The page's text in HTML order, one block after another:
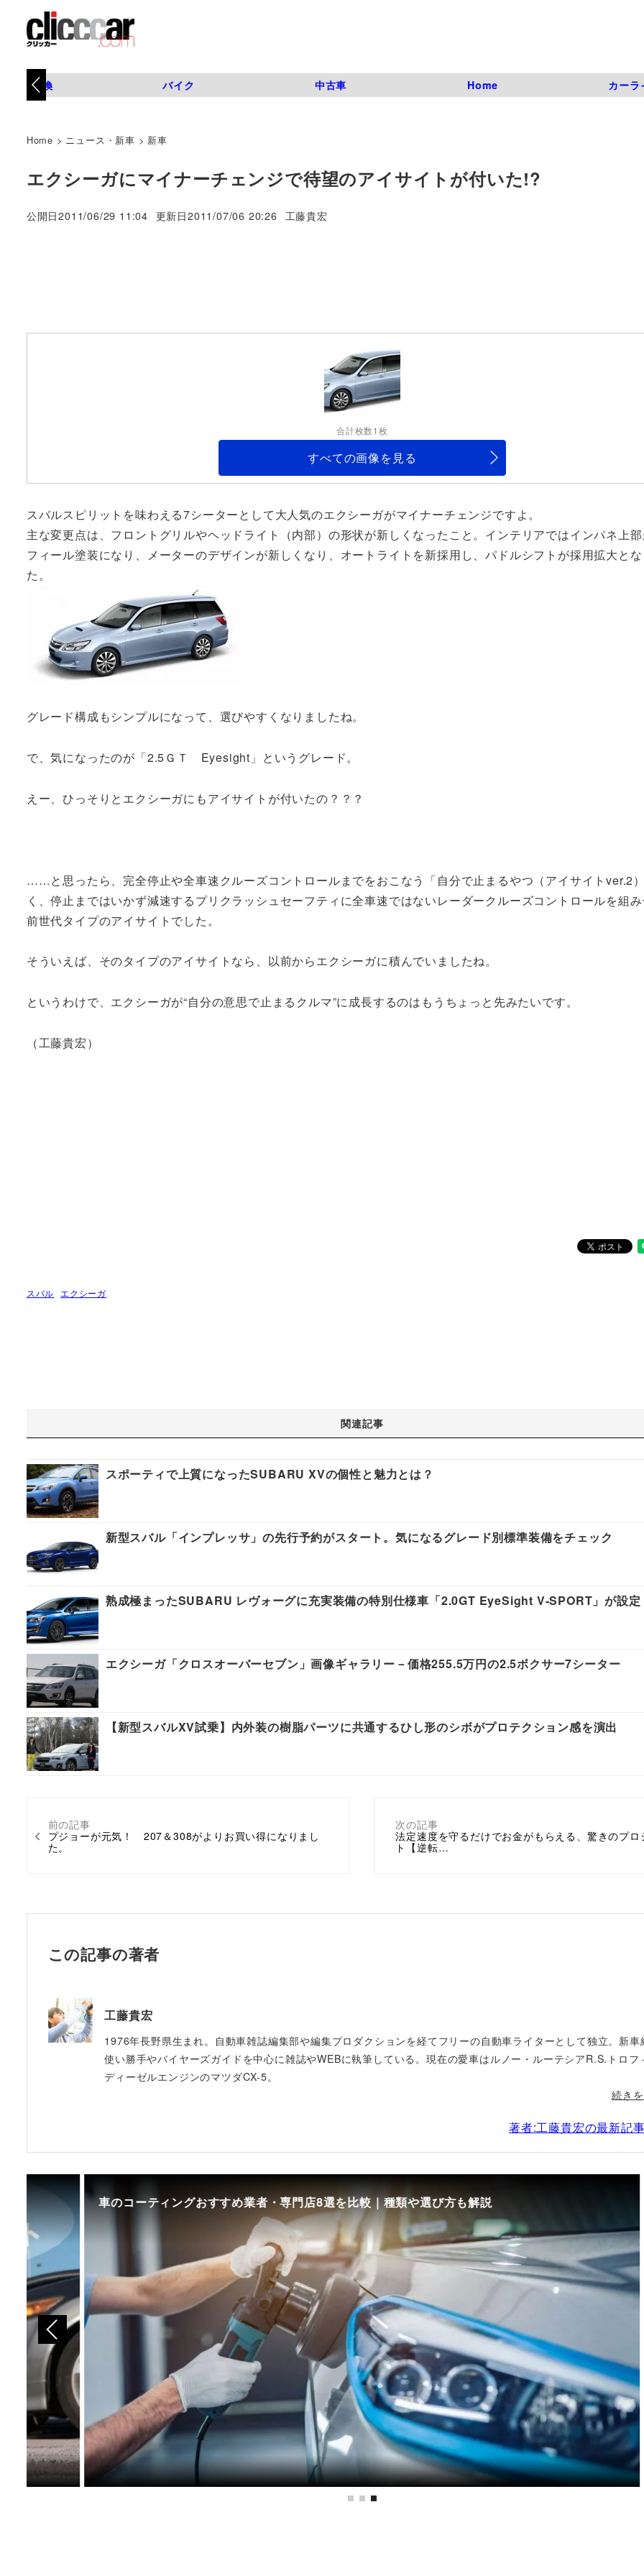
タイヤ交換 バイク 中古車 Home カーラ
Home > ニュース・新車 > 新車
エクシーガにマイナーチェンジで待望のアイサイトが付いた!?
公開日2011/06/29 11:04 更新日2011/07/06 20:26
著
工藤貴宏
合計枚数1枚
すべての画像を見る
スバルスピリットを味わえる7シーターとして大人気のエクシーガがマイナーチェンジですよ。
主な変更点は、フロントグリルやヘッドライト（内部）の形状が新しくなったこと。インテリアではインパネ上
フィール塗装になり、メーターのデザインが新しくなり、オートライトを新採用し、パドルシフトが採用拡大と
た。
グレード構成もシンプルになって、選びやすくなりましたね。
で、気になったのが「2.5ＧＴ Eyesight」というグレード。
えー、ひっそりとエクシーガにもアイサイトが付いたの？？？
……と思ったら、完全停止や全車速クルーズコントロールまでをおこなう「自分で止まるやつ（アイサイトver.2
く、停止まではいかず減速するプリクラッシュセーフティに全車速ではないレーダークルーズコントロールを組
前世代タイプのアイサイトでした。
そういえば、そのタイプのアイサイトなら、以前からエクシーガに積んでいましたね。
というわけで、エクシーガが“自分の意思で止まるクルマ”に成長するのはもうちょっと先みたいです。
（工藤貴宏）
スバル エクシーガ
前の記事
プジョーが元気！ 207＆308がよりお買い得になりまし
た。
次の記事
法定速度を守るだけでお金がもらえる、驚きのプロ
ト【逆転…
関連記事
スポーティで上質になったSUBARU XVの個性と魅力とは？
新型スバル「インプレッサ」の先行予約がスタート。気になるグレード別標準装備をチェック
熟成極まったSUBARU レヴォーグに充実装備の特別仕様車「2.0GT EyeSight V-SPORT」が設定
エクシーガ「クロスオーバーセブン」画像ギャラリー－価格255.5万円の2.5ボクサー7シーター
【新型スバルXV試乗】内外装の樹脂パーツに共通するひし形のシボがプロテクション感を演出
この記事の著者
工藤貴宏
1976年長野県生まれ。自動車雑誌編集部や編集プロダクションを経てフリーの自動車ライターとして独立。新車
使い勝手やバイヤーズガイドを中心に雑誌やWEBに執筆している。現在の愛車はルノー・ルーテシアR.S.トロフ
ディーゼルエンジンのマツダCX-5。
続き
著者:工藤貴宏の最新記
車のコーティングおすすめ業者・専門店8選を比較｜種類や選び方も解説